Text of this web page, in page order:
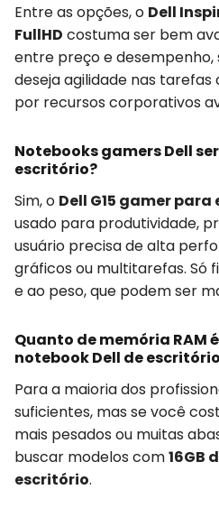
Entre as opções, o Dell
FullHD costuma ser bem
entre preço e desempenho,
deseja agilidade nas tarefas
por recursos corporativos
Notebooks gamers Dell
escritório?
Sim, o Dell G15 gamer
usado para produtividade,
usuário precisa de alta
gráficos ou multitarefas. Só
e ao peso, que podem ser
Quanto de memória RAM
notebook Dell de
Para a maioria dos
suficientes, mas se você
mais pesados ou muitas
buscar modelos com16GB
escritório.